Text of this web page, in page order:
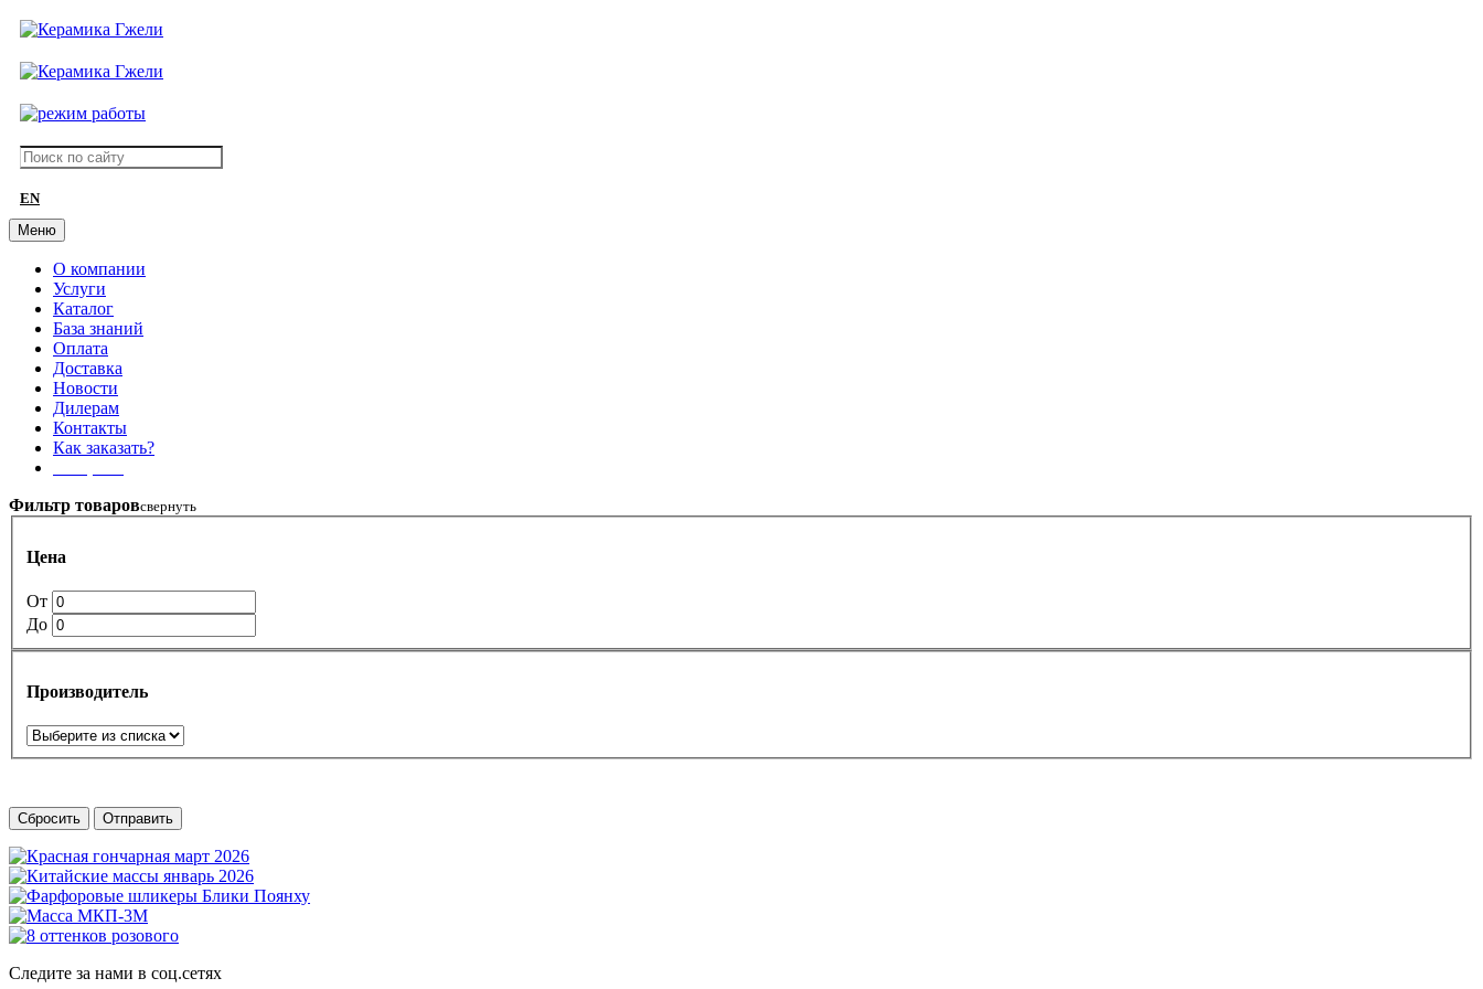
EN
Меню
О компании
Услуги
Каталог
База знаний
Оплата
Доставка
Новости
Дилерам
Контакты
Как заказать?
Фильтр товаровсвернуть
Цена
От
До
Производитель
Сбросить Отправить
Следите за нами в соц.сетях